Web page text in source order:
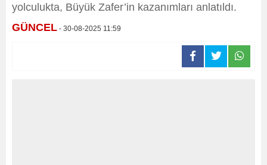
yolculukta, Büyük Zafer’in kazanımları anlatıldı.
GÜNCEL - 30-08-2025 11:59